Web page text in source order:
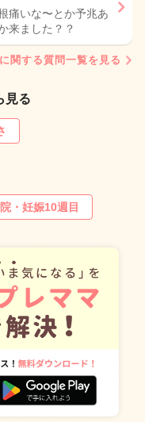
痛いな〜とか予兆あ
来ました？？
に関する質問一覧を見る
見る
・妊娠10週目